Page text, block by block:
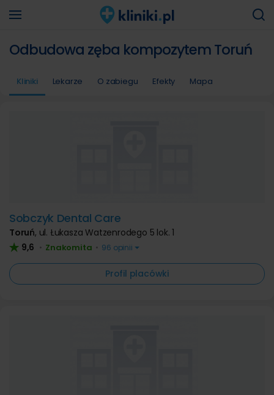
Odbudowa zęba kompozytem Toruń
Kliniki Lekarze O zabiegu Efekty Mapa
Sobczyk Dental Care
Toruń, ul. Łukasza Watzenrodego 5 lok. 1
9,6 • Znakomita • 96 opinii
Profil placówki